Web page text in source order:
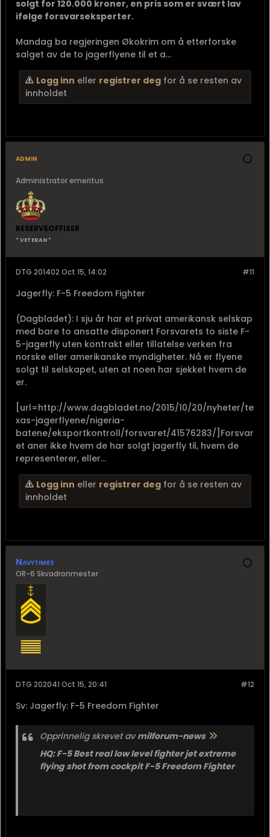
solgt for 120.000 kroner, en pris som er svært lav
ifølge forsvarseksperter.
Mandag ba regjeringen Økokrim om å etterforske
salget av de to jagerflyene til et a...
Logg inn eller registrer deg for å se resten av
innholdet
admin
Administrator emeritus
RESERVEOFFISER
* VETERAN *
#11
DTG 201402 Oct 15, 14:02
Jagerfly: F-5 Freedom Fighter
(Dagbladet): I sju år har et privat amerikansk selskap
med bare to ansatte disponert Forsvarets to siste F-
5-jagerfly uten kontrakt eller tillatelse verken fra
norske eller amerikanske myndigheter. Nå er flyene
solgt til selskapet, uten at noen har sjekket hvem de
er.
[url=http://www.dagbladet.no/2015/10/20/nyheter/te
xas-jagerflyene/nigeria-
batene/eksportkontroll/forsvaret/41576283/]Forsvar
et aner ikke hvem de har solgt jagerfly til, hvem de
representerer, eller...
Logg inn eller registrer deg for å se resten av
innholdet
Navytimes
OR-6 Skvadronmester
#12
DTG 202041 Oct 15, 20:41
Sv: Jagerfly: F-5 Freedom Fighter
Opprinnelig skrevet avmilforum-news
HQ: F-5 Best real low level fighter jet extreme
flying shot from cockpit F-5 Freedom Fighter